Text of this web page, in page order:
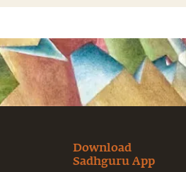
Download
Sadhguru App